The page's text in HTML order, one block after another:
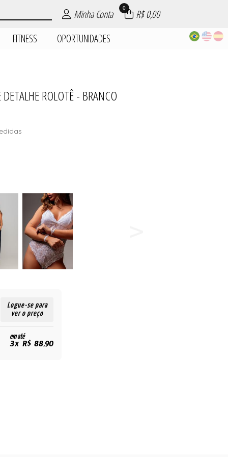
Minha Conta 0 R$ 0,00
FITNESS OPORTUNIDADES
ROLOTÊ - BRANCO
Logue-se para
ver o preço
em até
3x R$ 88,90